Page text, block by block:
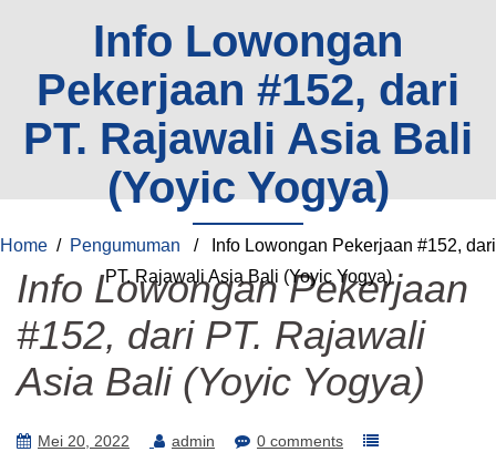
Info Lowongan
Pekerjaan #152, dari
PT. Rajawali Asia Bali
(Yoyic Yogya)
Home / Pengumuman / Info Lowongan Pekerjaan #152, dari
PT. Rajawali Asia Bali (Yoyic Yogya)
Info Lowongan Pekerjaan
#152, dari PT. Rajawali
Asia Bali (Yoyic Yogya)
Mei 20, 2022 admin
0 comments